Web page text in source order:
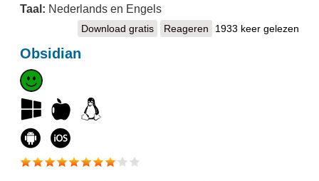
Taal: Nederlands en Engels
Download gratis Super Productivity
Reageren 1933 keer gelezen
Obsidian